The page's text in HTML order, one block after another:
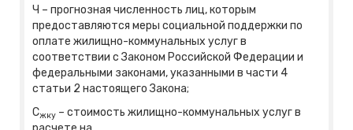
Ч – прогнозная численность лиц, которым
предоставляются меры социальной поддержки по
оплате жилищно-коммунальных услуг в
соответствии с Законом Российской Федерации и
федеральными законами, указанными в части 4
статьи 2 настоящего Закона;
Сжку – стоимость жилищно-коммунальных услуг в